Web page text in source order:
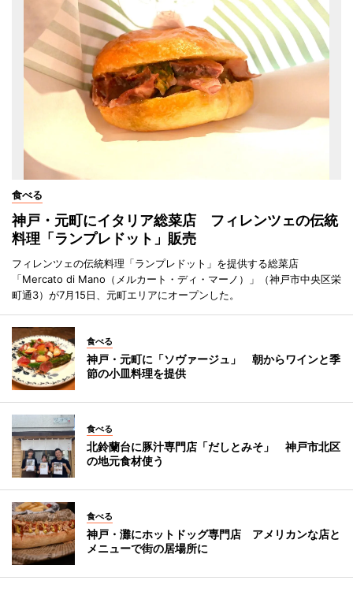
食べる
神戸・元町にイタリア総菜店 フィレンツェの伝統
料理「ランプレドット」販売
フィレンツェの伝統料理「ランプレドット」を提供する総菜店
「Mercato di Mano（メルカート・ディ・マーノ）」（神戸市中央区栄
町通3）が7月15日、元町エリアにオープンした。
食べる
神戸・元町に「ソヴァージュ」 朝からワインと季
節の小皿料理を提供
食べる
北鈴蘭台に豚汁専門店「だしとみそ」 神戸市北区
の地元食材使う
食べる
神戸・灘にホットドッグ専門店 アメリカンな店と
メニューで街の居場所に